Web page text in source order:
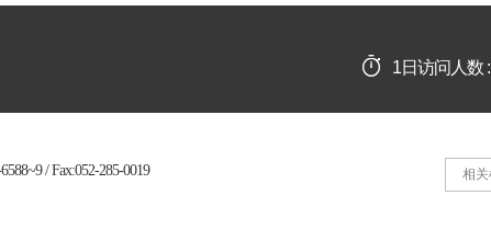
/ Fax:052-285-0019
1日访问人数 :